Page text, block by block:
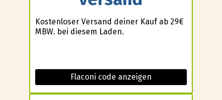
Kostenloser Versand deiner Kauf ab 29€
MBW. bei diesem Laden.
Flaconi code anzeigen